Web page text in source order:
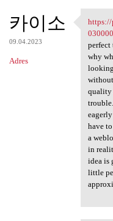
카이소
09.04.2023
Adres
https://
perfect
why
quality
have
a
in
idea is
little